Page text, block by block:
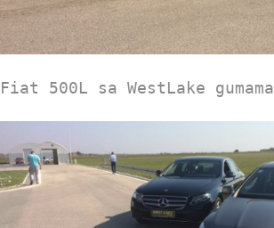
Fiat 500L sa WestLake gumama